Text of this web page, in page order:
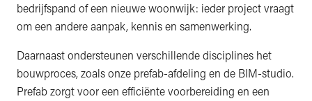
bedrijfspand of een nieuwe woonwijk: ieder project vraagt
om een andere aanpak, kennis en samenwerking.
Daarnaast ondersteunen verschillende disciplines het
bouwproces, zoals onze prefab-afdeling en de BIM-studio.
Prefab zorgt voor een efficiënte voorbereiding en een